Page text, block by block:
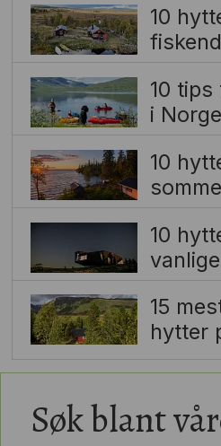
10
10
i Norge
10
10
vanlige
15
hytter
Søk blant